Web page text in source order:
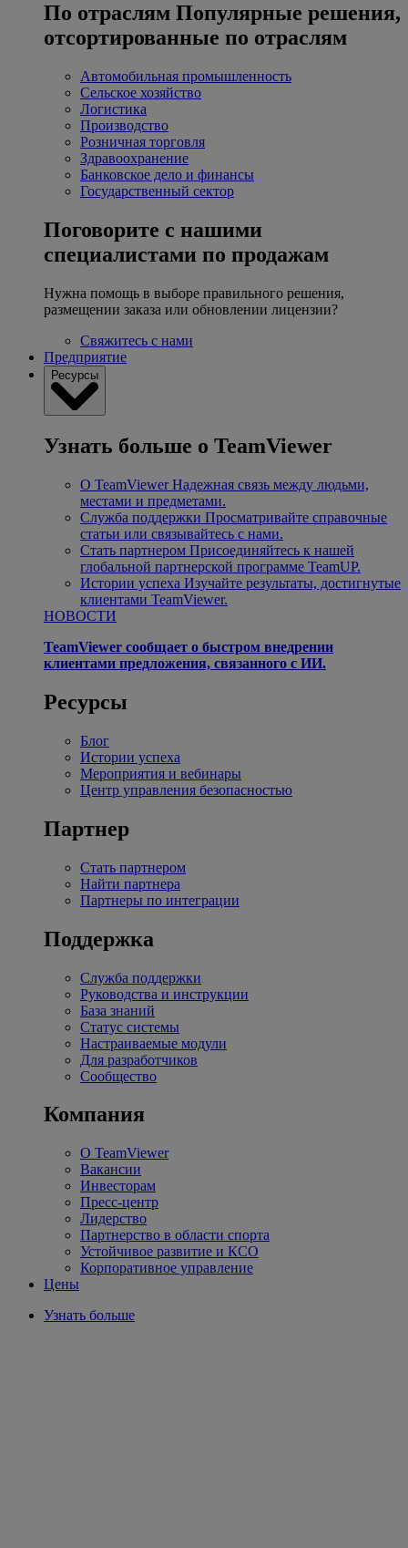
По отраслям Популярные решения,
отсортированные по отраслям
Автомобильная промышленность
Сельское хозяйство
Логистика
Производство
Розничная торговля
Здравоохранение
Банковское дело и финансы
Государственный сектор
Поговорите с нашими
специалистами по продажам
Нужна помощь в выборе правильного решения,
размещении заказа или обновлении лицензии?
Свяжитесь с нами
Предприятие
Ресурсы
Узнать больше о TeamViewer
О TeamViewer Надежная связь между людьми,
местами и предметами.
Служба поддержки Просматривайте справочные
статьи или связывайтесь с нами.
Стать партнером Присоединяйтесь к нашей
глобальной партнерской программе TeamUP.
Истории успеха Изучайте результаты, достигнутые
клиентами TeamViewer.
НОВОСТИ
TeamViewer сообщает о быстром внедрении
клиентами предложения, связанного с ИИ.
Ресурсы
Блог
Истории успеха
Мероприятия и вебинары
Центр управления безопасностью
Партнер
Стать партнером
Найти партнера
Партнеры по интеграции
Поддержка
Служба поддержки
Руководства и инструкции
База знаний
Статус системы
Настраиваемые модули
Для разработчиков
Сообщество
Компания
О TeamViewer
Вакансии
Инвесторам
Пресс-центр
Лидерство
Партнерство в области спорта
Устойчивое развитие и КСО
Корпоративное управление
Цены
Узнать больше